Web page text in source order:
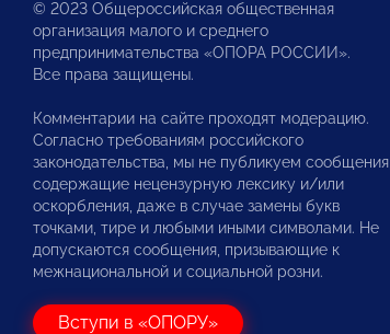
© 2023 Общероссийская общественная
организация малого и среднего
предпринимательства «ОПОРА РОССИИ».
Все права защищены.
Комментарии на сайте проходят модерацию.
Согласно требованиям российского
законодательства, мы не публикуем сообщения,
содержащие нецензурную лексику и/или
оскорбления, даже в случае замены букв
точками, тире и любыми иными символами. Не
допускаются сообщения, призывающие к
межнациональной и социальной розни.
Вступи в «ОПОРУ»